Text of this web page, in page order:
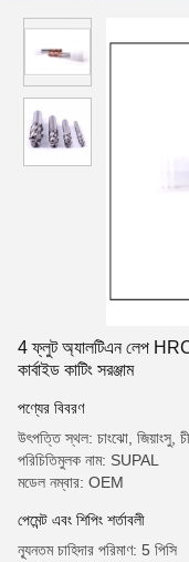
4 ফ্লুট অ্যালটিএন লেপ
কার্বাইড কাটিং সরঞ্জাম
পণ্যের বিবরণ
উৎপত্তি স্থল: চাংঝো, জিয়াংসু,
পরিচিতিমুলক নাম: SUPAL
মডেল নম্বার: OEM
পেমেন্ট এবং শিপিং শর্তাবলী
ন্যূনতম চাহিদার পরিমাণ: 5 পিসি